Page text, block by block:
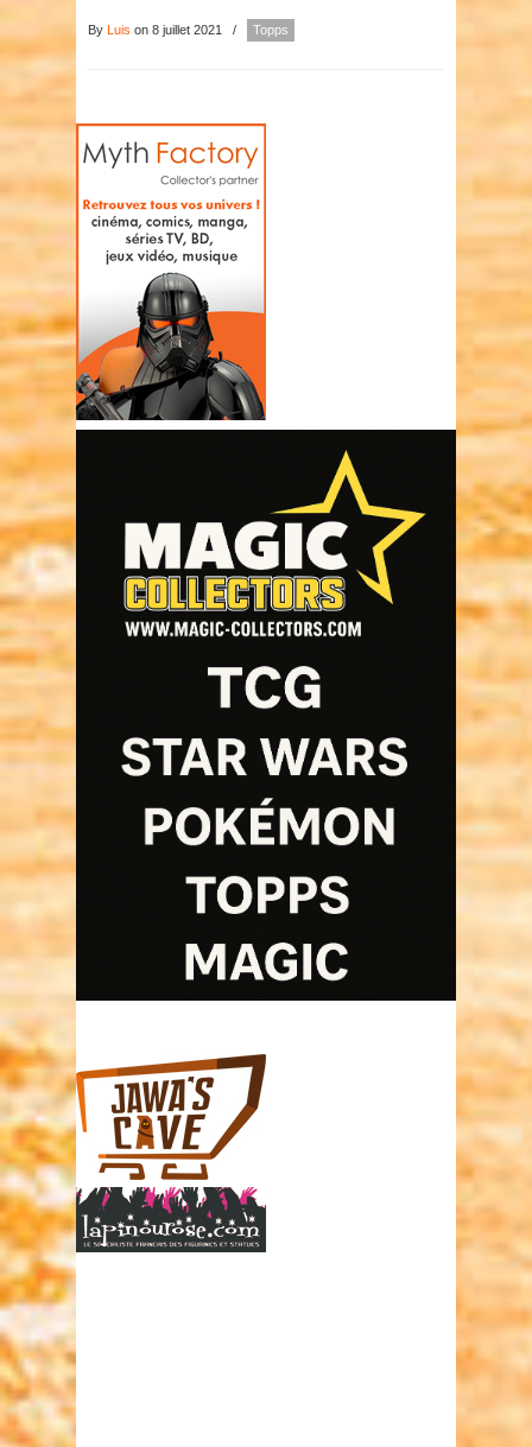
By Luis on 8 juillet 2021 / Topps